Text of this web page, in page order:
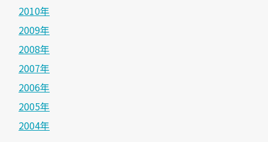
2010年
2009年
2008年
2007年
2006年
2005年
2004年